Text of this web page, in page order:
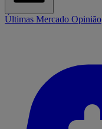
Últimas Mercado Opinião